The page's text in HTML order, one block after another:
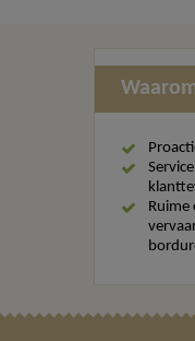
Ruime